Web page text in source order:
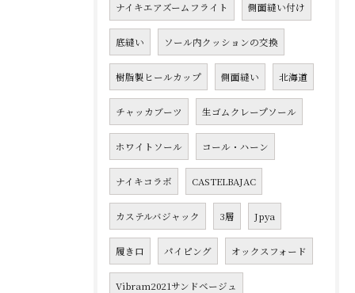
ナイキエアズームフライト 側面縫い付け
底縫い ソール内クッションの交換
樹脂製ヒールカップ 側面縫い 北海道
チャッカブーツ 生ゴムクレープソール
ホワイトソール コール・ハーン
ナイキコラボ CASTELBAJAC
カステルバジャック 3層 Jpya
履き口 パイピング オックスフォード
Vibram2021サンドベージュ